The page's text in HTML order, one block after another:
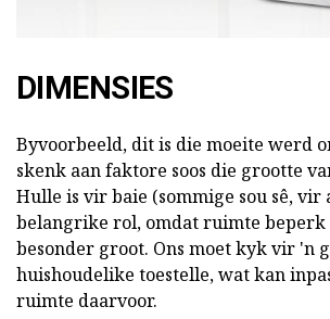
DIMENSIES
Byvoorbeeld, dit is die moeite werd
skenk aan faktore soos die grootte
Hulle is vir baie (sommige sou sê, vir
belangrike rol, omdat ruimte beperk
besonder groot. Ons moet kyk vir 'n
huishoudelike toestelle, wat kan
ruimte daarvoor.